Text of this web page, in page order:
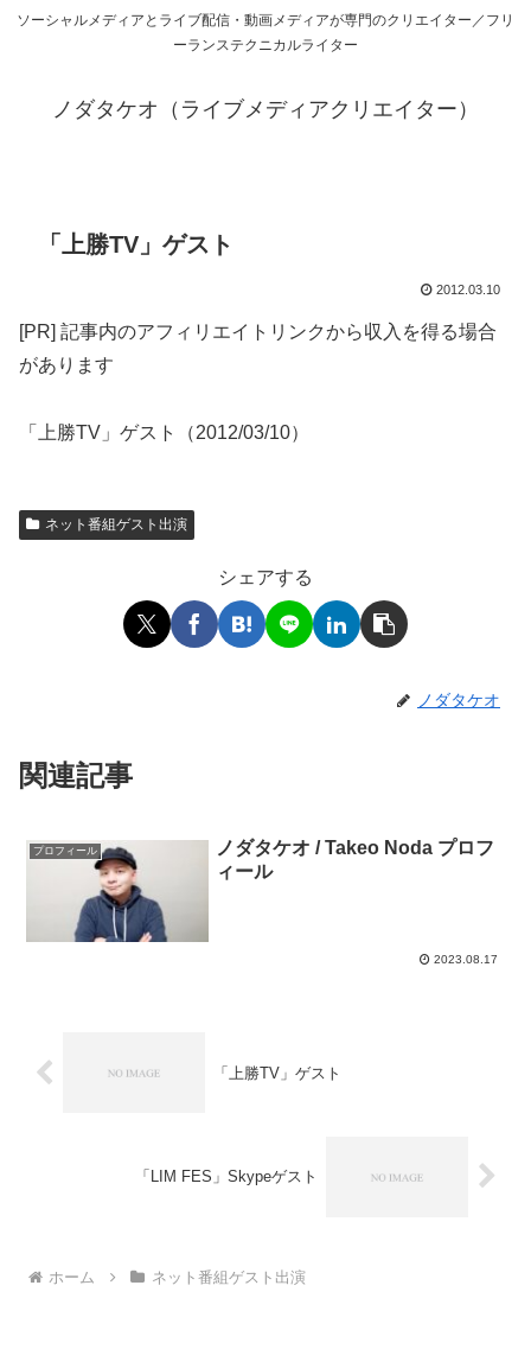
ソーシャルメディアとライブ配信・動画メディアが専門のクリエイター／フリ
ーランステクニカルライター
ノダタケオ（ライブメディアクリエイター）
「上勝TV」ゲスト
2012.03.10
[PR] 記事内のアフィリエイトリンクから収入を得る場合
があります
「上勝TV」ゲスト（2012/03/10）
ネット番組ゲスト出演
シェアする
ノダタケオ
関連記事
プロフィール
ノダタケオ / Takeo Noda プロフ
ィール
2023.08.17
「上勝TV」ゲスト
「LIM FES」Skypeゲスト
ホーム ネット番組ゲスト出演